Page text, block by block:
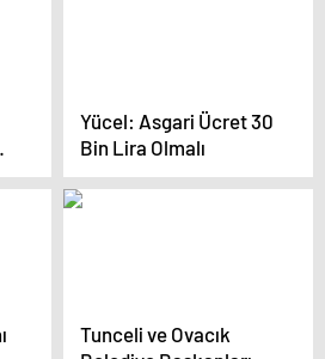
Yücel: Asgari Ücret 30
Bin Lira Olmalı
Tunceli ve Ovacık